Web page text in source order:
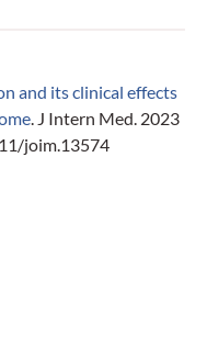
and its clinical effects
. J Intern Med. 2023
joim.13574